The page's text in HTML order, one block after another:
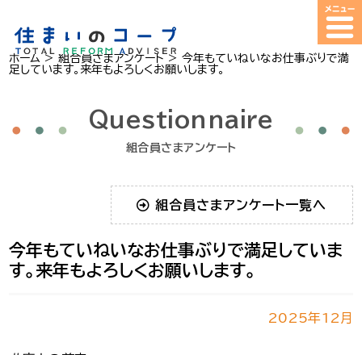
ホーム >組合員さまアンケート >今年もていねいなお仕事ぶりで満
足しています。来年もよろしくお願いします。
Questionnaire
組合員さまアンケート
組合員さまアンケート一覧へ
今年もていねいなお仕事ぶりで満足していま
す。来年もよろしくお願いします。
2025年12月